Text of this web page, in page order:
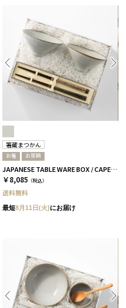
箸蔵まつかん
お箸 お茶碗
JAPANESE TABLE WARE BOX / CAPE / 茶碗+箸 / 浅葱＆桜
￥8,085 （税込）
送料無料
最短8月11日(火)にお届け